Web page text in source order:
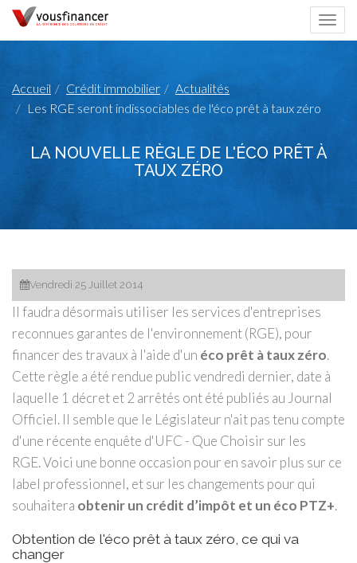
Accueil Crédit immobilier
Actualités
Les RGE seront indissociables de l'éco prêt à taux zéro
LA NOUVELLE RÈGLE DE L'ÉCO PRÊT À
TAUX ZÉRO
Vendredi 25 Juillet 2014
Il faudra désormais utiliser les services d'entreprises
reconnues garantes de l'environnement (RGE), pour
financer des travaux à l'aide d'un éco prêt à taux zéro.
Cette règle a été rendue public vendredi dernier, date à
laquelle 1 décret et 2 arrêtés ont été publiés au Journal
Officiel. Il semble que le Législateur n'ait pas tenu compte
d'une récente enquête d'UFC - Que Choisir sur les
RGE. Voici une bonne occasion pour en savoir plus sur ce
label professionnel, et sur les changements pour qui
souhaitera obtenir un crédit d’impôt et un éco PTZ+.
Obtention de l'éco prêt à taux zéro, ce qui va
changer